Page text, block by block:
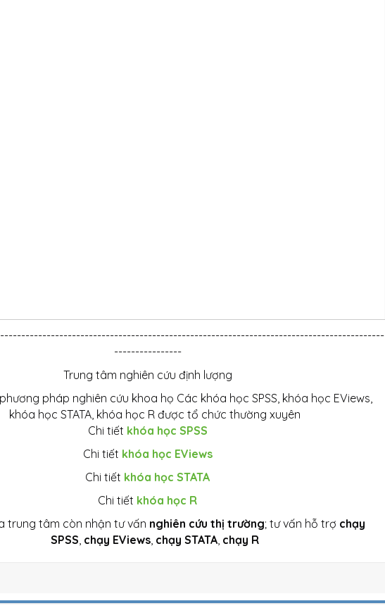
----------------
Trung tâm nghiên cứu định lượng
pháp nghiên cứu khoa họ Các khóa học SPSS, khóa học EViews,
khóa học STATA, khóa học R được tổ chức thường xuyên
Chi tiết khóa học SPSS
Chi tiết khóa học EViews
Chi tiết khóa học STATA
Chi tiết khóa học R
trung tâm còn nhận tư vấn nghiên cứu thị trường; tư vấn hỗ trợ chạy
SPSS chạy EViews, chạy STATA, chạy R